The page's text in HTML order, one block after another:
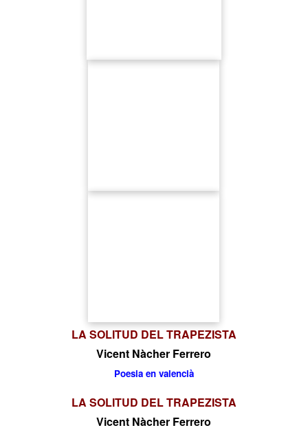
LA SOLITUD DEL TRAPEZISTA
Vicent Nàcher Ferrero
LA SOLITUD DEL TRAPEZISTA
Vicent Nàcher Ferrero
Poesia en valencià